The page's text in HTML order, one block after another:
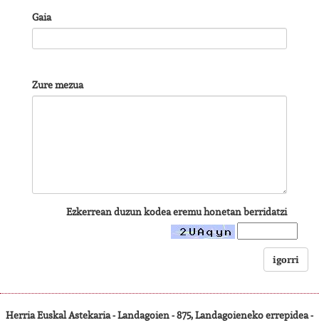
Gaia
Zure mezua
Ezkerrean duzun kodea eremu honetan berridatzi
igorri
Herria Euskal Astekaria - Landagoien - 875, Landagoieneko errepidea -